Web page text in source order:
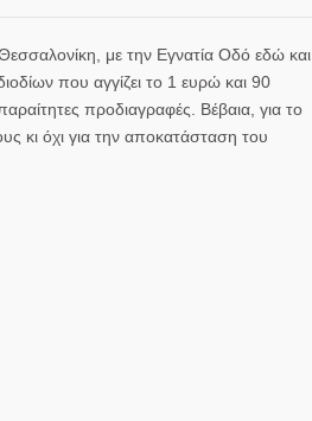
με την Εγνατία Οδό εδώ και
που αγγίζει το 1 ευρώ και 90
προδιαγραφές. Βέβαια, για το
κι όχι για την αποκατάσταση του